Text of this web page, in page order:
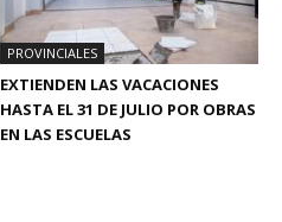
PROVINCIALES
EXTIENDEN LAS VACACIONES
HASTA EL 31 DE JULIO POR OBRAS
EN LAS ESCUELAS